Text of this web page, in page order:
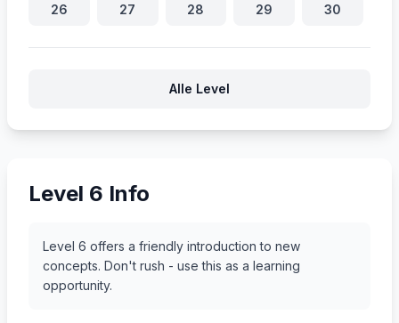
26 27 28 29 30
Alle Level
Level 6 Info
Level 6 offers a friendly introduction to new
concepts. Don't rush - use this as a learning
opportunity.